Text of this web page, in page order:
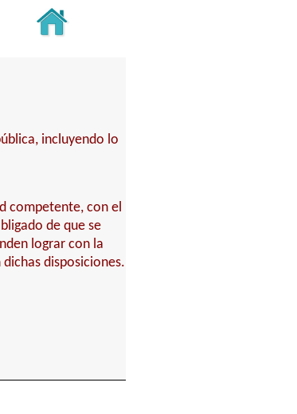
incluyendo lo
competente, con el
de que se
lograr con la
disposiciones.